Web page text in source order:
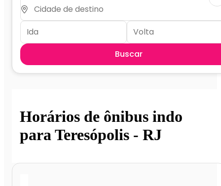
Buscar
Horários de ônibus indo
para Teresópolis - RJ